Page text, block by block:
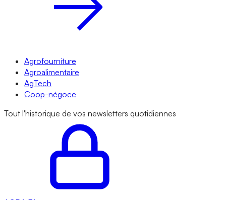
Agrofourniture
Agroalimentaire
AgTech
Coop-négoce
Tout l'historique de vos newsletters quotidiennes